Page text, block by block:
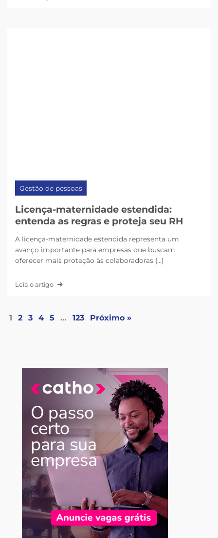
Gestão de pessoas
Licença-maternidade estendida:
entenda as regras e proteja seu RH
A licença-maternidade estendida representa um
avanço importante para empresas que buscam
oferecer mais proteção às colaboradoras [...]
Leia o artigo
1 2 3 4 5 … 123 Próximo »